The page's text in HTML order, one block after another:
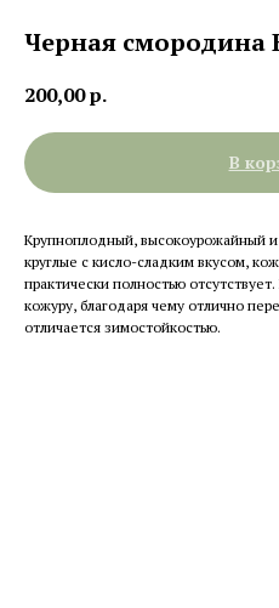
Черная смородина
200,00р.
В
Крупноплодный, высокоурожайный
круглые с кисло-сладким вкусом,
практически полностью
кожуру, благодаря чему отлично
отличается зимостойкостью.